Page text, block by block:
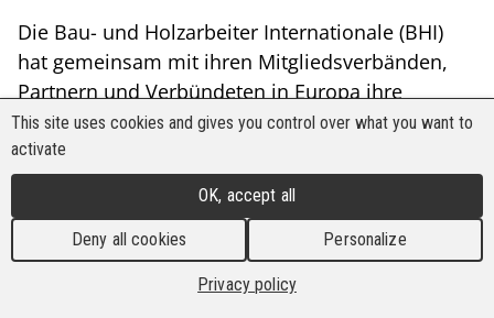
Die Bau- und Holzarbeiter Internationale (BHI)
hat gemeinsam mit ihren Mitgliedsverbänden,
Partnern und Verbündeten in Europa ihre
höchstmögliche Solidarität mit den
Gewerkschaften und Arbeitnehmern zum
Ausdruck gebracht, die sich mitten in
umfangreichen Streikaktionen befinden, die in
mehreren europäischen Ländern organisiert
werden.
This site uses cookies and gives you control over what you want to
activate
OK, accept all
Deny all cookies Personalize
Privacy policy